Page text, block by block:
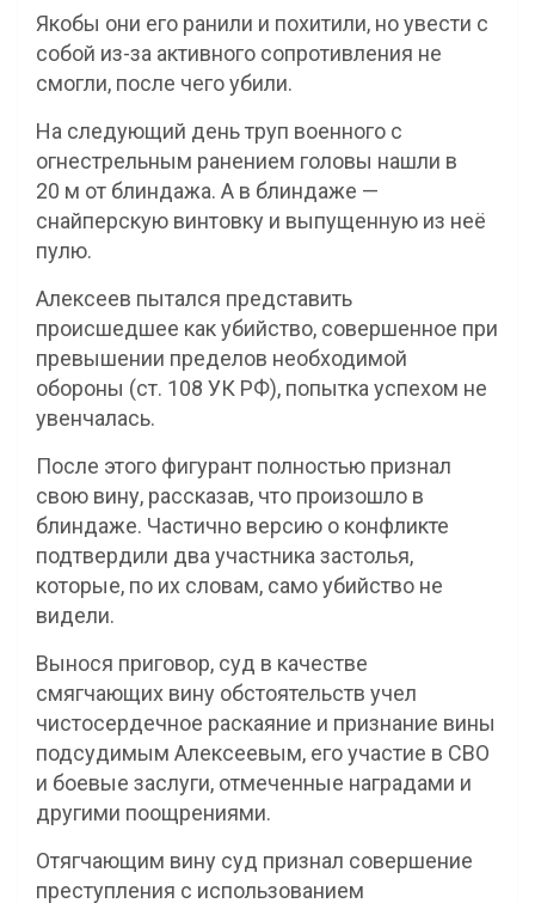
Якобы они его ранили и похитили, но увести с
собой из-за активного сопротивления не
смогли, после чего убили.
На следующий день труп военного с
огнестрельным ранением головы нашли в
20 м от блиндажа. А в блиндаже —
снайперскую винтовку и выпущенную из неё
пулю.
Алексеев пытался представить
происшедшее как убийство, совершенное при
превышении пределов необходимой
обороны (ст. 108 УК РФ), попытка успехом не
увенчалась.
После этого фигурант полностью признал
свою вину, рассказав, что произошло в
блиндаже. Частично версию о конфликте
подтвердили два участника застолья,
которые, по их словам, само убийство не
видели.
Вынося приговор, суд в качестве
смягчающих вину обстоятельств учел
чистосердечное раскаяние и признание вины
подсудимым Алексеевым, его участие в СВО
и боевые заслуги, отмеченные наградами и
другими поощрениями.
Отягчающим вину суд признал совершение
преступления с использованием